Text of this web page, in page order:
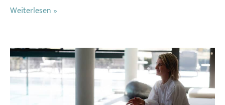
Weiterlesen »